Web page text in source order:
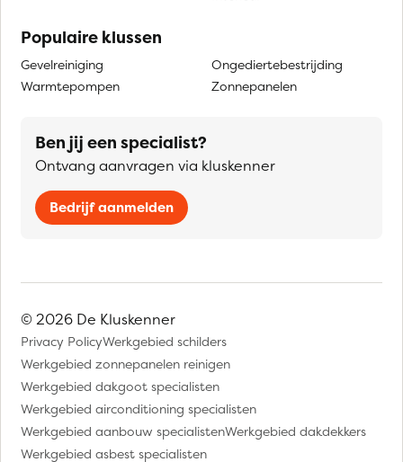
Populaire klussen
Gevelreiniging
Warmtepompen
Ongediertebestrijding
Zonnepanelen
Ben jij een specialist?
Ontvang aanvragen via kluskenner
Bedrijf aanmelden
© 2026 De Kluskenner
Privacy PolicyWerkgebied schilders
Werkgebied zonnepanelen reinigen
Werkgebied dakgoot specialisten
Werkgebied airconditioning specialisten
Werkgebied aanbouw specialistenWerkgebied dakdekkers
Werkgebied asbest specialisten